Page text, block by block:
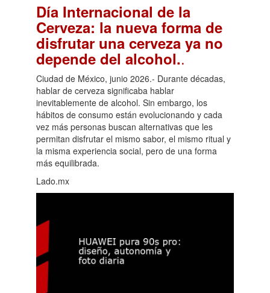
Día Internacional de la
Cerveza: la nueva forma de
disfrutar una cerveza ya no
depende del alcohol..
Ciudad de México, junio 2026.- Durante décadas,
hablar de cerveza significaba hablar
inevitablemente de alcohol. Sin embargo, los
hábitos de consumo están evolucionando y cada
vez más personas buscan alternativas que les
permitan disfrutar el mismo sabor, el mismo ritual y
la misma experiencia social, pero de una forma
más equilibrada.
Lado.mx